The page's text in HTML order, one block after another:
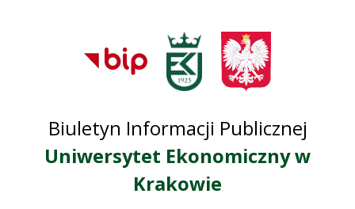
Przejdź do
głównego menu
Przejdź do treści
Przejdź do mapy
serwisu
Biuletyn Informacji Publicznej
Uniwersytet Ekonomiczny w
Krakowie